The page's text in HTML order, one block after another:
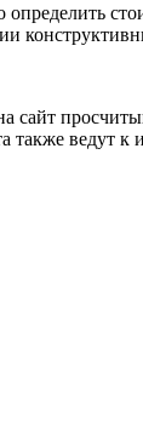
сайт
ведут к